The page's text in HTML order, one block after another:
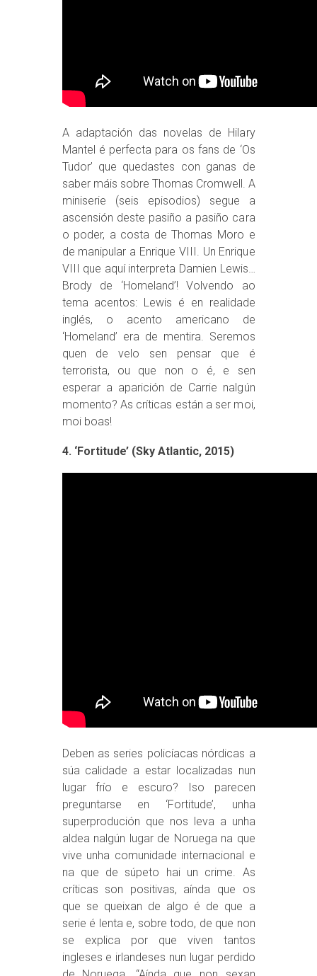
A adaptación das novelas de Hilary
Mantel é perfecta para os fans de ‘Os
Tudor’ que quedastes con ganas de
saber máis sobre Thomas Cromwell. A
miniserie (seis episodios) segue a
ascensión deste pasiño a pasiño cara
o poder, a costa de Thomas Moro e
de manipular a Enrique VIII. Un Enrique
VIII que aquí interpreta Damien Lewis…
Brody de ‘Homeland’! Volvendo ao
tema acentos: Lewis é en realidade
inglés, o acento americano de
‘Homeland’ era de mentira. Seremos
quen de velo sen pensar que é
terrorista, ou que non o é, e sen
esperar a aparición de Carrie nalgún
momento? As críticas están a ser moi,
moi boas!
4. ‘Fortitude’ (Sky Atlantic, 2015)
Deben as series policíacas nórdicas a
súa calidade a estar localizadas nun
lugar frío e escuro? Iso parecen
preguntarse en ‘Fortitude’, unha
superprodución que nos leva a unha
aldea nalgún lugar de Noruega na que
vive unha comunidade internacional e
na que de súpeto hai un crime. As
críticas son positivas, aínda que os
que se queixan de algo é de que a
serie é lenta e, sobre todo, de que non
se explica por que viven tantos
ingleses e irlandeses nun lugar perdido